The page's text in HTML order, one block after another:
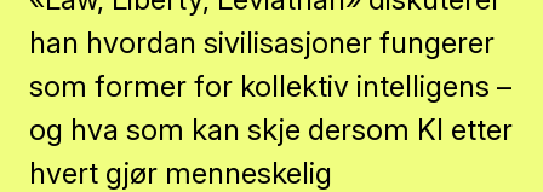
han hvordan sivilisasjoner fungerer
som former for kollektiv intelligens –
og hva som kan skje dersom KI etter
hvert gjør menneskelig